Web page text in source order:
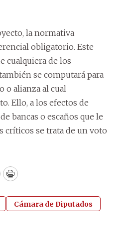
la normativa
obligatorio. Este
cualquiera de los
se computará para
o alianza al cual
Ello, a los efectos de
bancas o escaños que le
críticos se trata de un voto
Print
Cámara de Diputados